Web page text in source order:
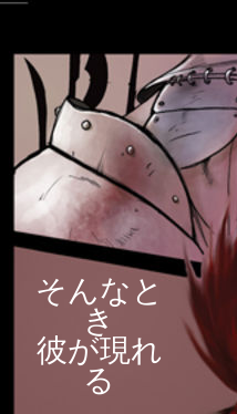
そんなと
き
彼が現れ
る